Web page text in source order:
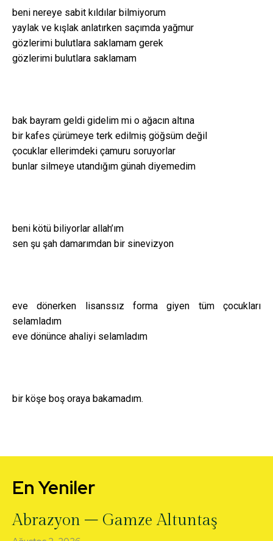
beni nereye sabit kıldılar bilmiyorum
yaylak ve kışlak anlatırken saçımda yağmur
gözlerimi bulutlara saklamam gerek
gözlerimi bulutlara saklamam
bak bayram geldi gidelim mi o ağacın altına
bir kafes çürümeye terk edilmiş göğsüm değil
çocuklar ellerimdeki çamuru soruyorlar
bunlar silmeye utandığım günah diyemedim
beni kötü biliyorlar allah’ım
sen şu şah damarımdan bir sinevizyon
eve dönerken lisanssız forma giyen tüm çocukları
selamladım
eve dönünce ahaliyi selamladım
bir köşe boş oraya bakamadım.
En Yeniler
Abrazyon – Gamze Altuntaş